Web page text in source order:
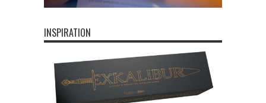
INSPIRATION